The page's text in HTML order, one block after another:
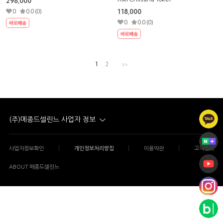
0 0.0 (0) 118,000
0 0.0 (0)
1 2 >>
(주)메종드셀린느 사업자 정보
사업자정보확인 개인정보처리방침 이용약관 고객센터
ABOUT 메종드셀린느